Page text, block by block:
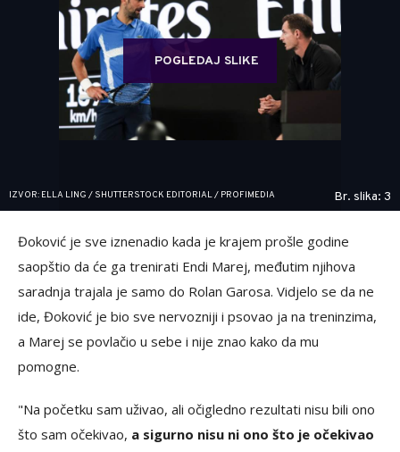
POGLEDAJ SLIKE
IZVOR: ELLA LING / SHUTTERSTOCK EDITORIAL / PROFIMEDIA Br. slika: 3
Đoković je sve iznenadio kada je krajem prošle godine
saopštio da će ga trenirati Endi Marej, međutim njihova
saradnja trajala je samo do Rolan Garosa. Vidjelo se da ne
ide, Đoković je bio sve nervozniji i psovao ja na treninzima,
a Marej se povlačio u sebe i nije znao kako da mu
pomogne.
"Na početku sam uživao, ali očigledno rezultati nisu bili ono
što sam očekivao, a sigurno nisu ni ono što je očekivao